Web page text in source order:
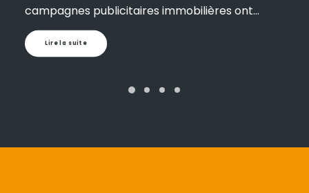
campagnes publicitaires immobilières ont…
Lire la suite